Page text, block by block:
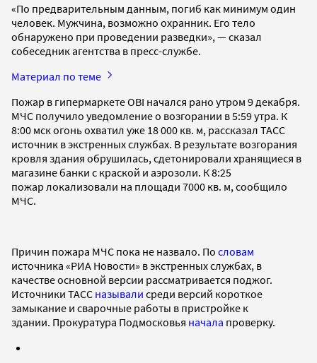
«По предварительным данным, погиб как минимум один
человек. Мужчина, возможно охранник. Его тело
обнаружено при проведении разведки», — сказал
собеседник агентства в пресс-службе.
Материал по теме
Пожар в гипермаркете OBI начался рано утром 9 декабря.
МЧС получило уведомление о возгорании в 5:59 утра. К
8:00 мск огонь охватил уже 18 000 кв. м, рассказал ТАСС
источник в экстренных службах. В результате возгорания
кровля здания обрушилась, сдетонировали хранящиеся в
магазине банки с краской и аэрозоли. К 8:25
пожар локализовали на площади 7000 кв. м, сообщило
МЧС.
Причин пожара МЧС пока не назвало. По словам
источника «РИА Новости» в экстренных службах, в
качестве основной версии рассматривается поджог.
Источники ТАСС называли среди версий короткое
замыкание и сварочные работы в пристройке к
здании. Прокуратура Подмосковья начала проверку.